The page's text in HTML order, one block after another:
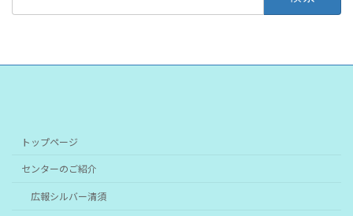
トップページ
センターのご紹介
広報シルバー清須